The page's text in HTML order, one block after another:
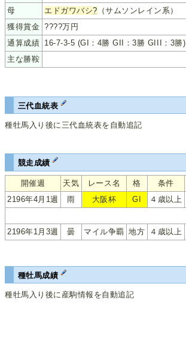
母
エドガワバシ? （サムソンレイン系）
獲得賞金 ????万円
通算成績 16-7-3-5 (GI：4勝 GII：3勝 GIII：3勝)
主な勝鞍
三代血統表
種牡馬入り後に三代血統表を自動追記
競走成績
開催週 天気 レース名 格 条件
2196年4月1週
雨 大阪杯 GI ４歳以上
2196年1月3週 曇 マイル争覇 地方 ４歳以上
種牡馬成績
種牡馬入り後に産駒情報を自動追記